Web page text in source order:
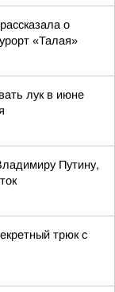
о
«Талая»
лук в июне
Путину,
трюк с